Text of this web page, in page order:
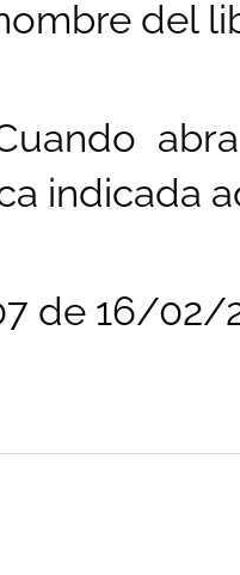
del
indicada
de 16/02/